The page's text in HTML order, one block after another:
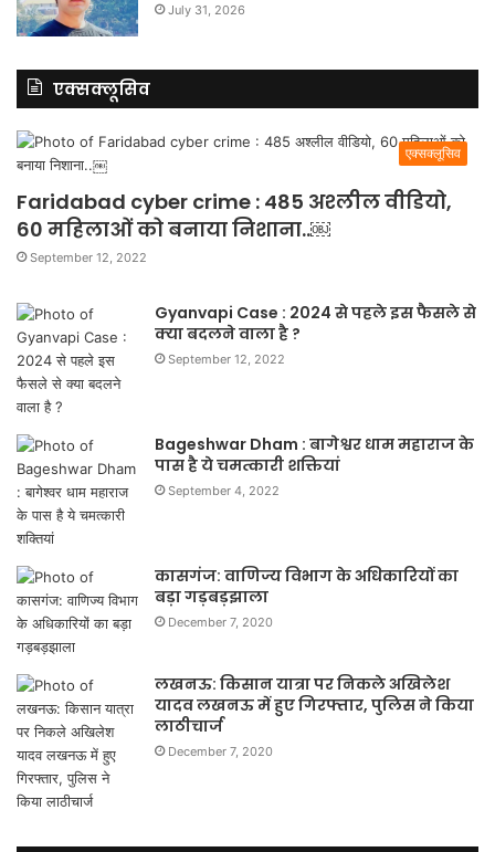
July 31, 2026
एक्सक्लूसिव
एक्सक्लूसिव
Faridabad cyber crime : 485 अश्लील वीडियो,
60 महिलाओं को बनाया निशाना..￼
September 12, 2022
Gyanvapi Case : 2024 से पहले इस फैसले से
क्या बदलने वाला है ?
September 12, 2022
Bageshwar Dham : बागेश्वर धाम महाराज के
पास है ये चमत्कारी शक्तियां
September 4, 2022
कासगंज: वाणिज्य विभाग के अधिकारियों का
बड़ा गड़बड़झाला
December 7, 2020
लखनऊ: किसान यात्रा पर निकले अखिलेश
यादव लखनऊ में हुए गिरफ्तार, पुलिस ने किया
लाठीचार्ज
December 7, 2020